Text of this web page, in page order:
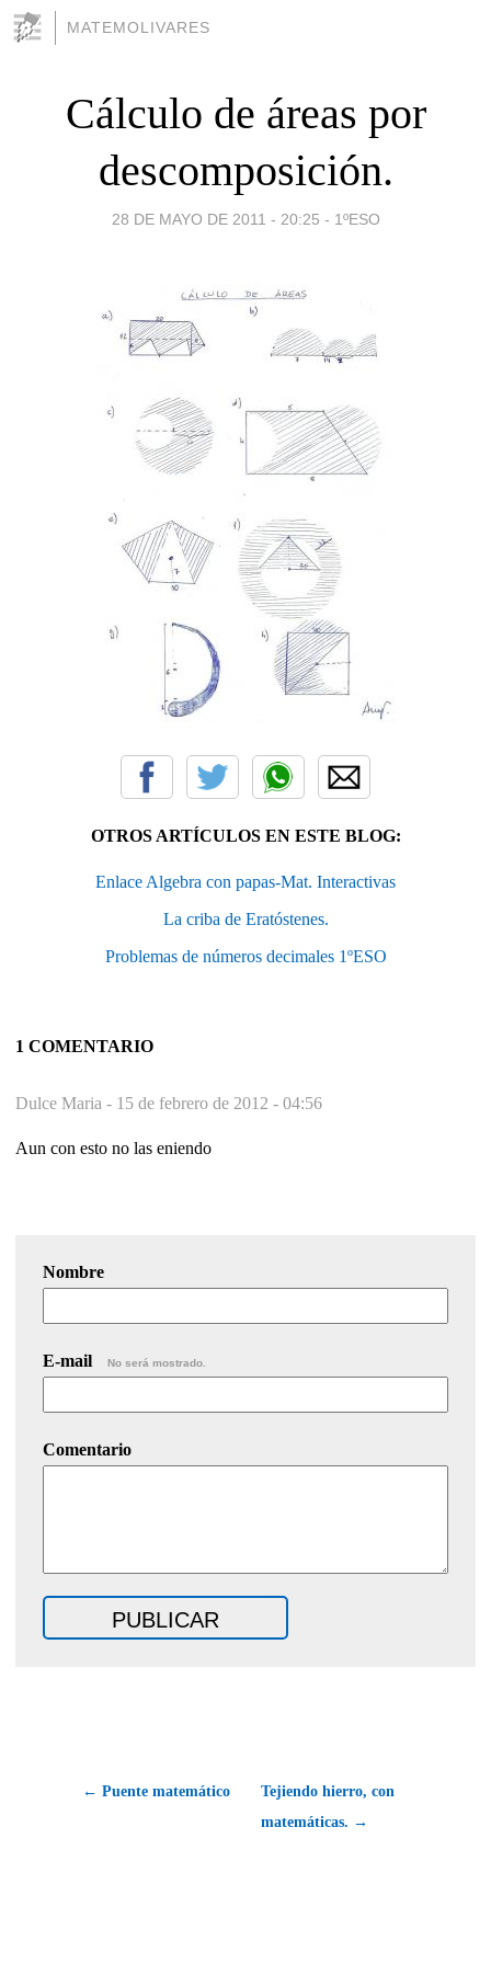
MATEMOLIVARES
Cálculo de áreas por
descomposición.
28 DE MAYO DE 2011 - 20:25 - 1ºESO
OTROS ARTÍCULOS EN ESTE BLOG:
Enlace Algebra con papas-Mat. Interactivas
La criba de Eratóstenes.
Problemas de números decimales 1ºESO
1 COMENTARIO
Dulce Maria - 15 de febrero de 2012 - 04:56
Aun con esto no las eniendo
Nombre
E-mail No será mostrado.
Comentario
← Puente matemático
Tejiendo hierro, con
matemáticas. →